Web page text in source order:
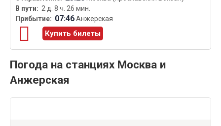
2 д. 8 ч. 26 мин.
07:46Анжерская
Купить билеты
Погода на станциях Москва и
Анжерская